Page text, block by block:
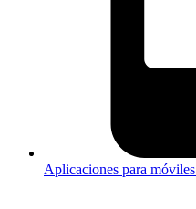
Aplicaciones para móviles